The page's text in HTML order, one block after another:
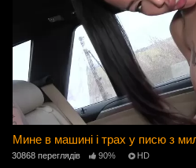
Мине в машині і трах у писю з
30868 переглядів 90% HD